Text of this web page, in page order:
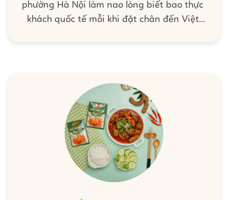
phường Hà Nội làm nao lòng biết bao thực
khách quốc tế mỗi khi đặt chân đến Việt
hướng dẫn này nhé.